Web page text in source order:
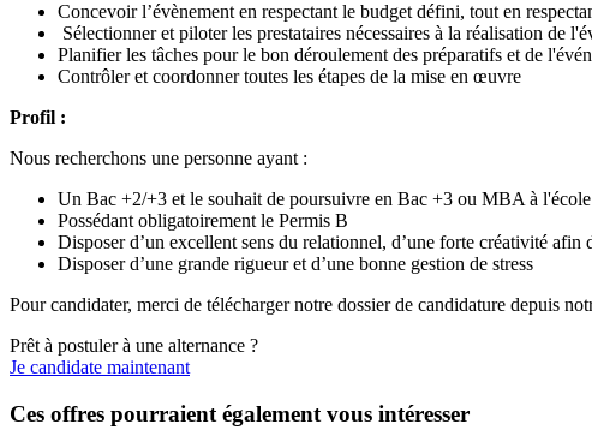
Concevoir l’évènement en respectant le budget défini, tout en
Sélectionner et piloter les prestataires nécessaires à la réalisation de
Planifier les tâches pour le bon déroulement des préparatifs et de
Contrôler et coordonner toutes les étapes de la mise en œuvre
Profil :
Nous recherchons une personne ayant :
Un Bac +2/+3 et le souhait de poursuivre en Bac +3 ou MBA à
Possédant obligatoirement le Permis B
Disposer d’un excellent sens du relationnel, d’une forte créativité afin
Disposer d’une grande rigueur et d’une bonne gestion de stress
Pour candidater, merci de télécharger notre dossier de candidature depuis
Prêt à postuler à une alternance ?
Je candidate maintenant
Ces offres pourraient également vous intéresser